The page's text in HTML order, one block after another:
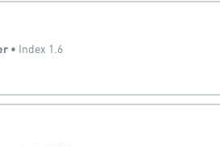
• Index 1.6